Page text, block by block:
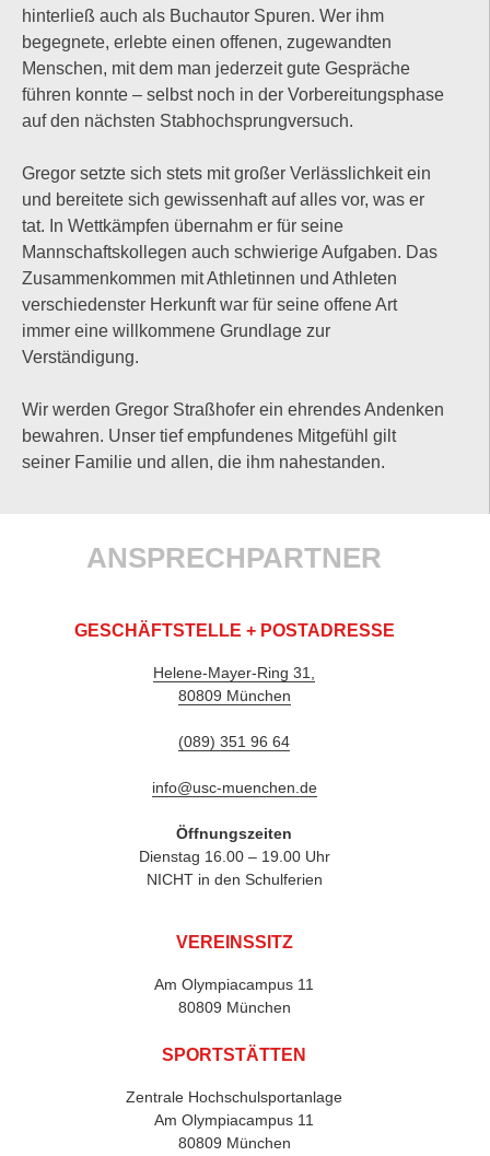
hinterließ auch als Buchautor Spuren. Wer ihm
begegnete, erlebte einen offenen, zugewandten
Menschen, mit dem man jederzeit gute Gespräche
führen konnte – selbst noch in der Vorbereitungsphase
auf den nächsten Stabhochsprungversuch.
Gregor setzte sich stets mit großer Verlässlichkeit ein
und bereitete sich gewissenhaft auf alles vor, was er
tat. In Wettkämpfen übernahm er für seine
Mannschaftskollegen auch schwierige Aufgaben. Das
Zusammenkommen mit Athletinnen und Athleten
verschiedenster Herkunft war für seine offene Art
immer eine willkommene Grundlage zur
Verständigung.
Wir werden Gregor Straßhofer ein ehrendes Andenken
bewahren. Unser tief empfundenes Mitgefühl gilt
seiner Familie und allen, die ihm nahestanden.
ANSPRECHPARTNER
GESCHÄFTSTELLE + POSTADRESSE
Helene-Mayer-Ring 31,
80809 München
(089) 351 96 64
info@usc-muenchen.de
Öffnungszeiten
Dienstag 16.00 – 19.00 Uhr
NICHT in den Schulferien
VEREINSSITZ
Am Olympiacampus 11
80809 München
SPORTSTÄTTEN
Zentrale Hochschulsportanlage
Am Olympiacampus 11
80809 München